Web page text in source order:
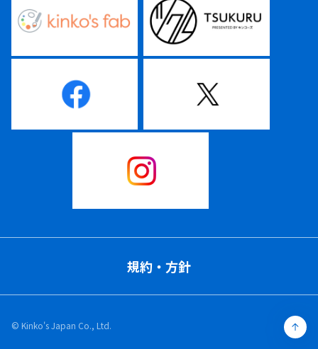
規約・方針
© Kinko's Japan Co., Ltd.